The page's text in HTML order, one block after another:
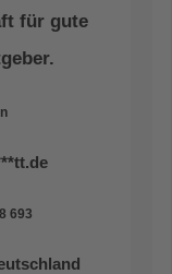
für gute
tt.de
693